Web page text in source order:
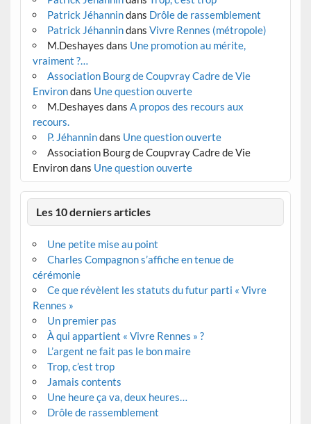
Patrick Jéhannindans Drôle de rassemblement
Patrick Jéhannindans Vivre Rennes (métropole)
M.Deshayes dans Une promotion au mérite,
vraiment ?…
Association Bourg de Coupvray Cadre de Vie
Environdans Une question ouverte
M.Deshayes dans A propos des recours aux
recours.
P. Jéhannindans Une question ouverte
Association Bourg de Coupvray Cadre de Vie
Environdans Une question ouverte
Les 10 derniers articles
Une petite mise au point
Charles Compagnon s’affiche en tenue de
cérémonie
Ce que révèlent les statuts du futur parti « Vivre
Rennes »
Un premier pas
À qui appartient « Vivre Rennes » ?
L’argent ne fait pas le bon maire
Trop, c’est trop
Jamais contents
Une heure ça va, deux heures…
Drôle de rassemblement